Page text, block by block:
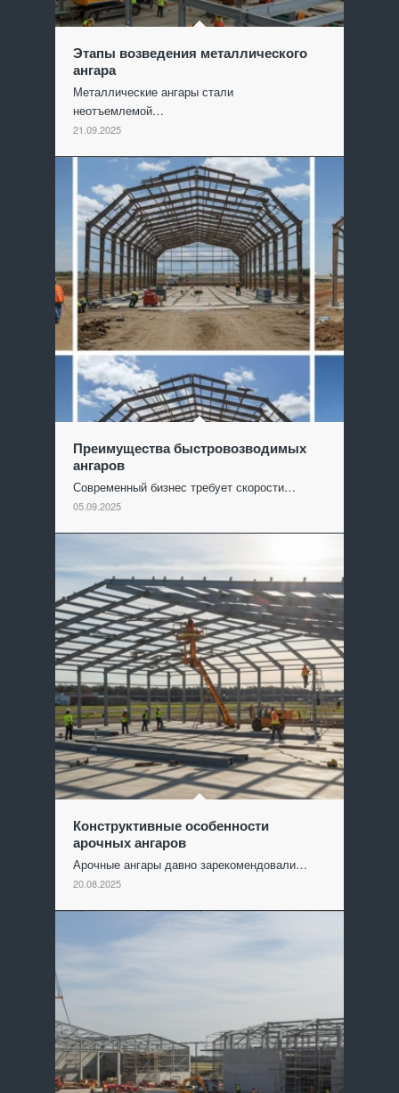
Этапы возведения металлического
ангара
Металлические ангары стали
неотъемлемой…
21.09.2025
Преимущества быстровозводимых
ангаров
Современный бизнес требует скорости…
05.09.2025
Конструктивные особенности
арочных ангаров
Арочные ангары давно зарекомендовали…
20.08.2025